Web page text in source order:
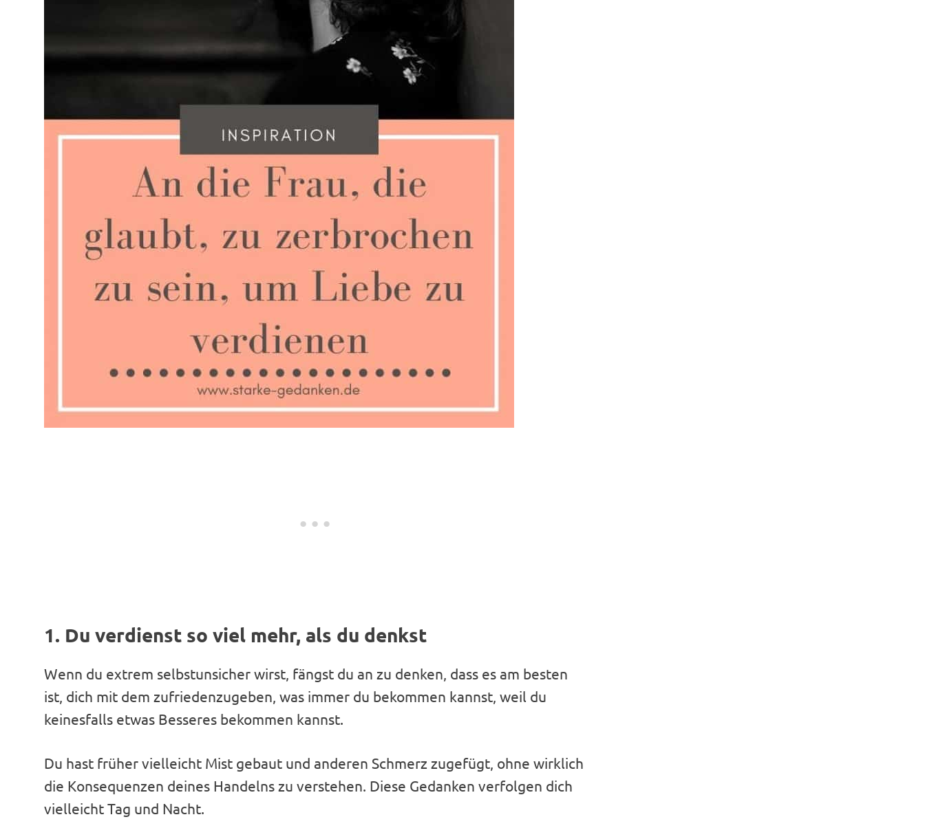
1. Du verdienst so viel mehr, als du denkst
Wenn du extrem selbstunsicher wirst, fängst du an zu denken, dass es am besten
ist, dich mit dem zufriedenzugeben, was immer du bekommen kannst, weil du
keinesfalls etwas Besseres bekommen kannst.
Du hast früher vielleicht Mist gebaut und anderen Schmerz zugefügt, ohne wirklich
die Konsequenzen deines Handelns zu verstehen. Diese Gedanken verfolgen dich
vielleicht Tag und Nacht.